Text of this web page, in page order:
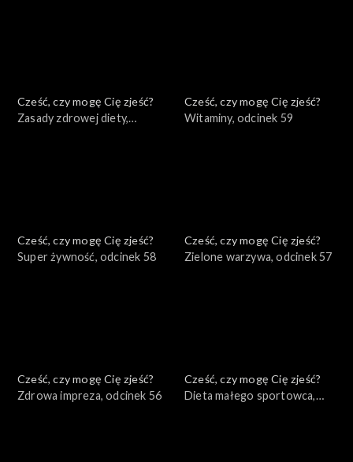
Cześć, czy mogę Cię zjeść?
Zasady zdrowej diety,
Cześć, czy mogę Cię zjeść?
Witaminy, odcinek 59
Cześć, czy mogę Cię zjeść?
Super żywność, odcinek 58
Cześć, czy mogę Cię zjeść?
Zielone warzywa, odcinek 57
Cześć, czy mogę Cię zjeść?
Zdrowa impreza, odcinek 56
Cześć, czy mogę Cię zjeść?
Dieta małego sportowca,